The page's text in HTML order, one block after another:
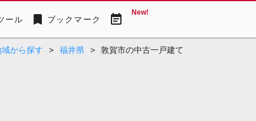
ール bookmark ブックマーク event_note New!
域から探す > 福井県 > 敦賀市の中古一戸建て